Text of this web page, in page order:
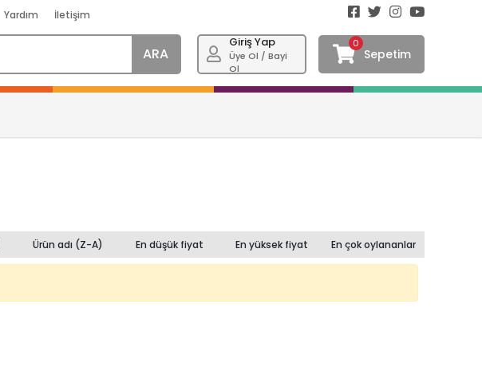
Yardım İletişim
ARA
Giriş Yap
Üye Ol / Bayi
Ol
0
Sepetim
Ürün adı (Z-A) En düşük fiyat En yüksek fiyat En çok oylananlar